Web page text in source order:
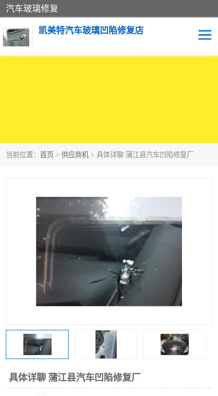
汽车玻璃修复
凯美特汽车玻璃凹陷修复店
当前位置： 首页 > 供应商机 > 具体详聊 蒲江县汽车凹陷修复厂
具体详聊 蒲江县汽车凹陷修复厂